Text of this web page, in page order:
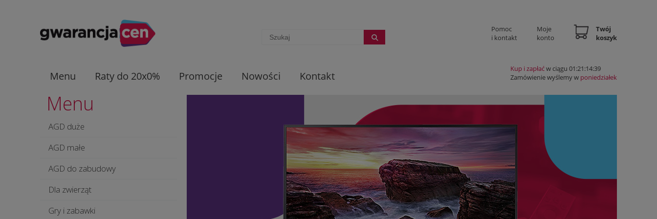
Pomoc
i kontakt
Moje
konto
Twój
koszyk
Menu Raty do 20x0% Promocje Nowości Kontakt
Kup i zapłaćw ciągu 01:21:14:38
Zamówienie wyślemy w poniedziałek
Menu
AGD duże
AGD małe
AGD do zabudowy
Dla zwierząt
Gry i zabawki